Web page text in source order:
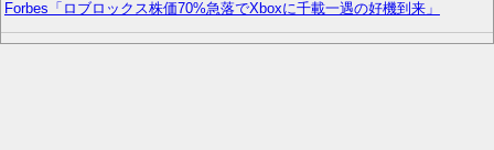
Forbes「ロブロックス株価70%急落でXboxに千載一遇の好機到来」